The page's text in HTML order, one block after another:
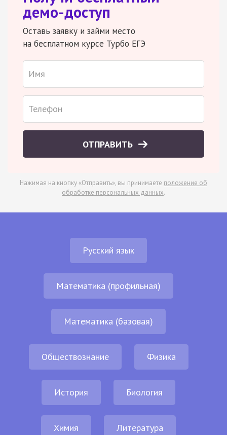
демо-доступ
Оставь заявку и займи место
на бесплатном курсе Турбо ЕГЭ
ОТПРАВИТЬ
Нажимая на кнопку «Отправить», вы принимаете положение об
обработке персональных данных.
Русский язык
Математика (профильная)
Математика (базовая)
Обществознание Физика
История Биология
Химия Литература